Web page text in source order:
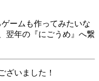
ームも作ってみたいな
翌年の『にごうめ』へ繋
ざいました！